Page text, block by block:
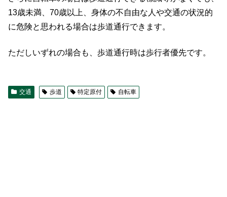
13歳未満、70歳以上、身体の不自由な人や交通の状況的
に危険と思われる場合は歩道通行できます。
ただしいずれの場合も、歩道通行時は歩行者優先です。
交通 歩道 特定原付 自転車